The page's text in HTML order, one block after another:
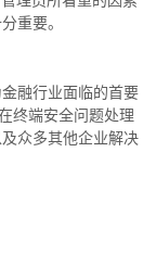
重要。
融行业面临的首要
终端安全问题处理
众多其他企业解决